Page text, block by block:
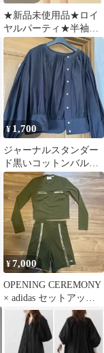
★新品未使用品★ロイ
ヤルパーティ★半袖バ
イカラーペプラムニッ
トフリーサイズ
¥ 1,700
ジャーナルスタンダー
ド黒いコットンバルー
ンスリーブシャツ 織
物
¥7,000
OPENING CEREMONY
× adidas セットアップ S
カーキ